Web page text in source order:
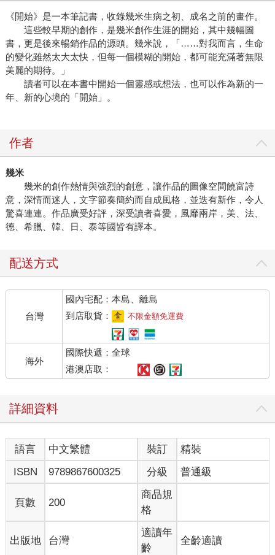
《開始》是一本筆記書，收錄幾米生病之初、成名之前的畫作。
這些較早期的創作，是幾米創作生涯的開始，其中幾幅圖
書，更是後來暢銷作品的源頭。幾米說，「……對我而言，生命
的變化雖然太大太快，但每一個模糊的開始，都可能充滿著無限
美麗的期待。」
讀者可以在本書中開始一個靈感或想法，也可以作為新的一
年、新的心境的「開始」。
作者
幾米
幾米的創作熱情與強烈的創意，讓作品的圖像空間饒富詩
意，深情而迷人，文字節奏簡約而自成風格，並迭有新作，令人
驚喜連連。作品廣受好評，深受讀者喜愛，風靡兩岸，美、法、
德、希臘、韓、日、泰等國皆有譯本。
配送方式
台灣
國內宅配：本島、離島
到店取貨：
不限金額免運費
海外
國際快遞：全球
港澳店取：
詳細資料
語言 中文繁體 裝訂
精裝
ISBN
9789867600325 分級 普通級
頁數 200
商品規
格
出版地 台灣
適讀年
齡
全齡適讀